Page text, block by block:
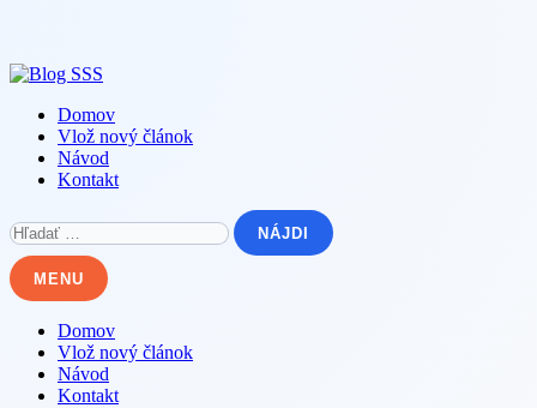
content
Domov
Vlož nový článok
Návod
Kontakt
Hľadať:
MENU
Domov
Vlož nový článok
Návod
Kontakt